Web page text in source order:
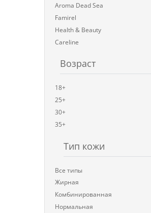
Aroma Dead Sea
Famirel
Health & Beauty
Careline
Возраст
18+
25+
30+
35+
Тип кожи
Все типы
Жирная
Комбинированная
Нормальная